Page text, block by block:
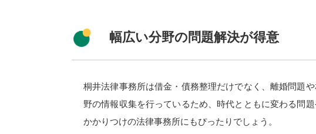
幅広い分野の問題解決が得意
桐井法律事務所は借金・債務整理だけでなく、離婚問題
野の情報収集を行っているため、時代とともに変わる問
かかりつけの法律事務所にもぴったりでしょう。